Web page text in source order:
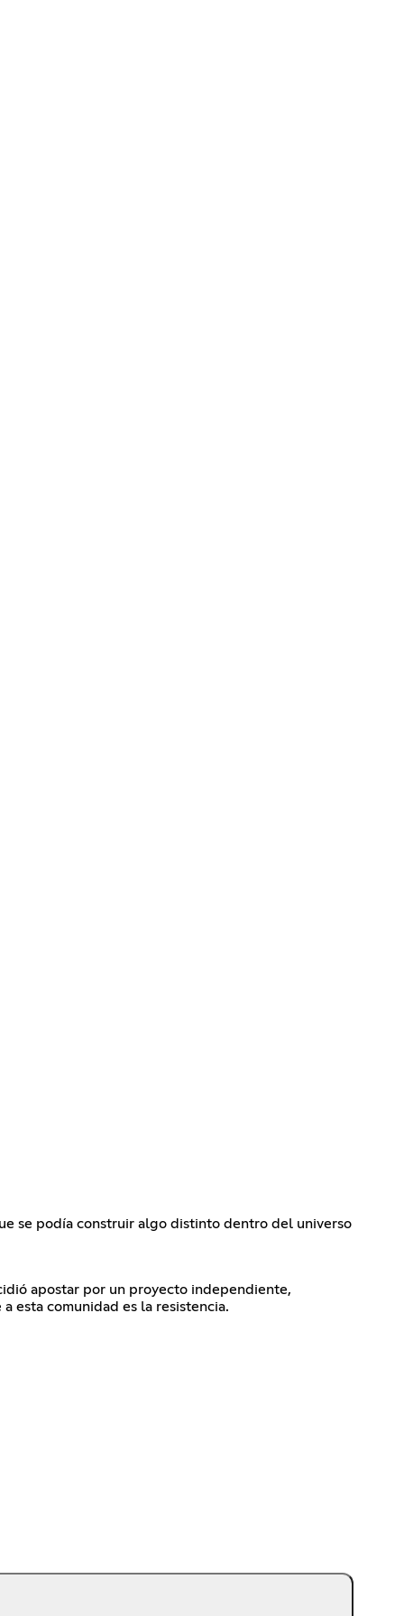
se podía construir algo distinto dentro del universo
apostar por un proyecto independiente,
esta comunidad es la resistencia.